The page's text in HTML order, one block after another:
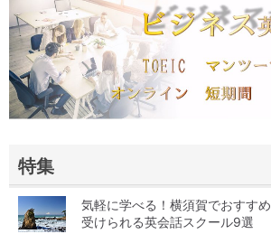
特集
気軽に学べる！横須賀でおすす
受けられる英会話スクール9選